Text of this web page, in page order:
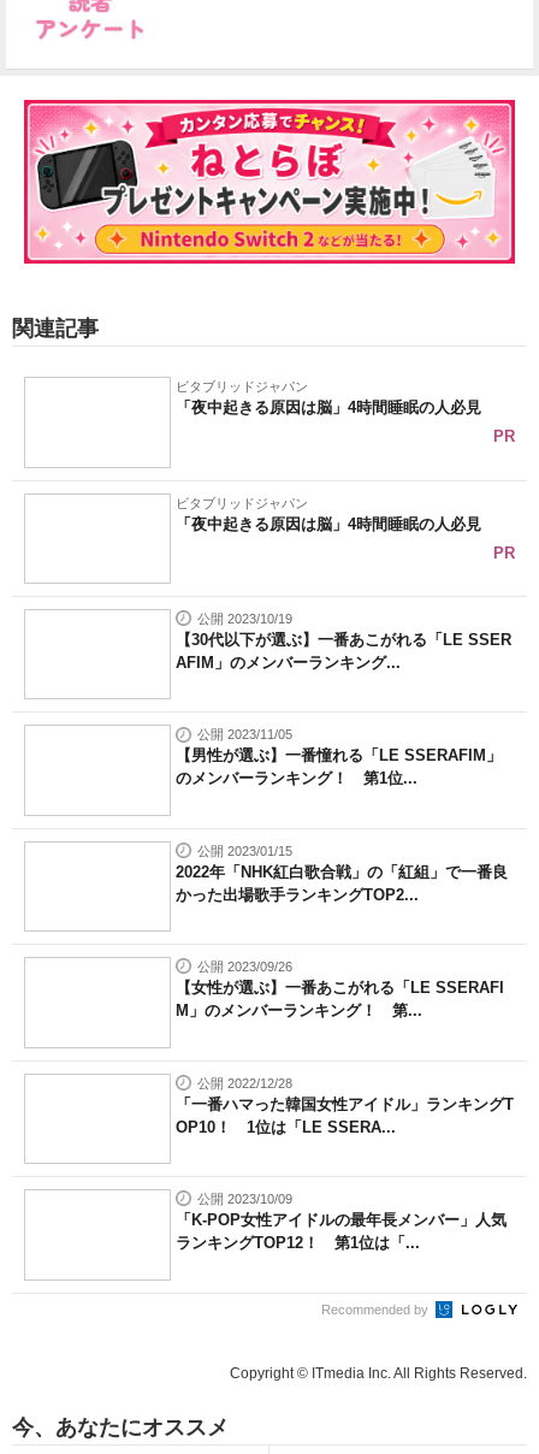
関連記事
ビタブリッドジャパン
「夜中起きる原因は脳」4時間睡眠の人必見
PR
ビタブリッドジャパン
「夜中起きる原因は脳」4時間睡眠の人必見
PR
公開 2023/10/19
【30代以下が選ぶ】一番あこがれる「LE SSER
AFIM」のメンバーランキング...
公開 2023/11/05
【男性が選ぶ】一番憧れる「LE SSERAFIM」
のメンバーランキング！ 第1位...
公開 2023/01/15
2022年「NHK紅白歌合戦」の「紅組」で一番良
かった出場歌手ランキングTOP2...
公開 2023/09/26
【女性が選ぶ】一番あこがれる「LE SSERAFI
M」のメンバーランキング！ 第...
公開 2022/12/28
「一番ハマった韓国女性アイドル」ランキングT
OP10！ 1位は「LE SSERA...
公開 2023/10/09
「K-POP女性アイドルの最年長メンバー」人気
ランキングTOP12！ 第1位は「...
Recommended by
Copyright © ITmedia Inc. All Rights Reserved.
今、あなたにオススメ